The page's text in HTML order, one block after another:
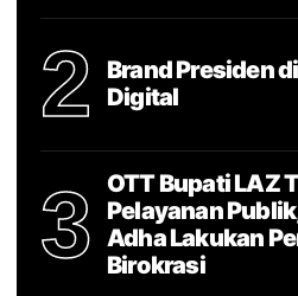
2
Brand Presiden
Digital
3
OTT Bupati LAZ
Pelayanan
Adha Lakukan
Birokrasi